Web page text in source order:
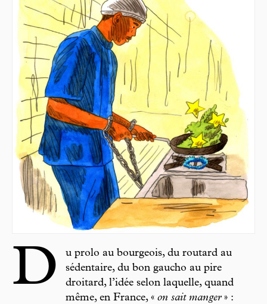
D
u prolo au bourgeois, du routard au
sédentaire, du bon gaucho au pire
droitard, l’idée selon laquelle, quand
même, en France, « on sait manger» :